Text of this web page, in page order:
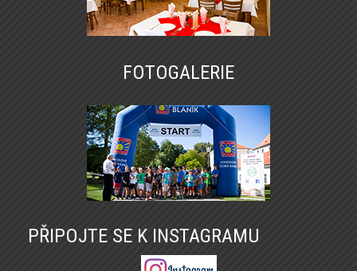
FOTOGALERIE
PŘIPOJTE SE K INSTAGRAMU